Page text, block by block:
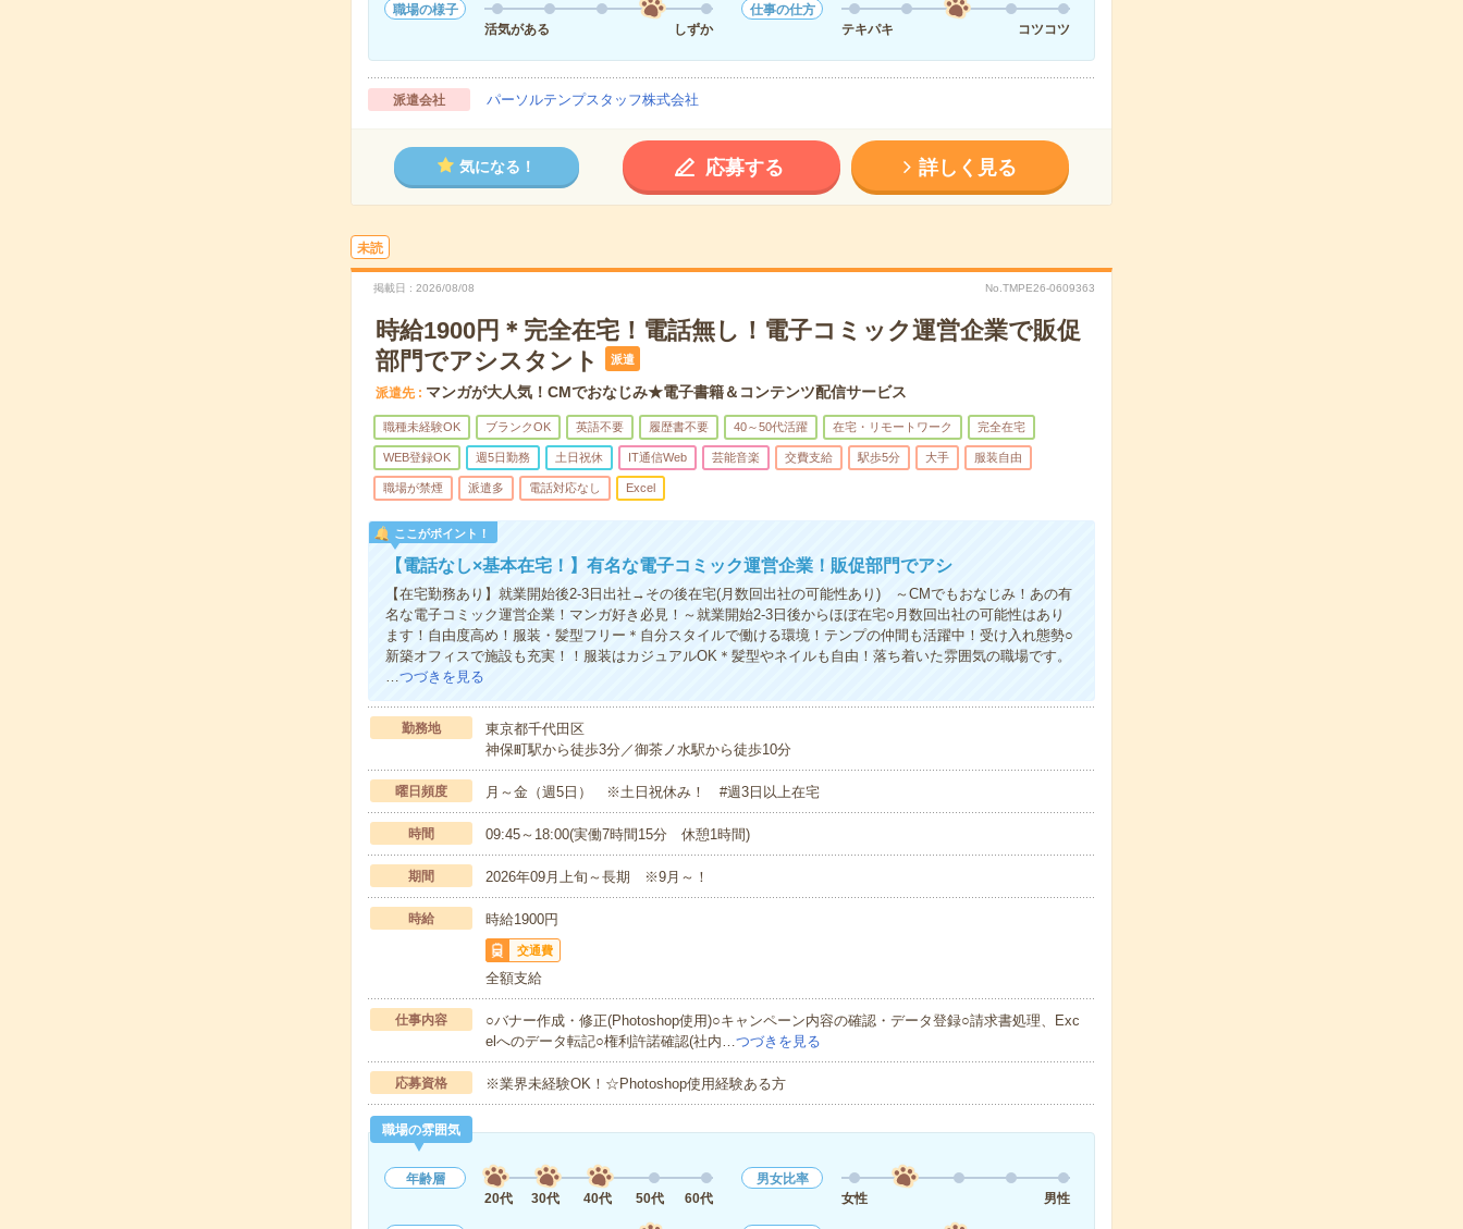
職場の様子
活気がある
しずか
仕事の仕方
テキパキ
コツコツ
派遣会社 パーソルテンプスタッフ株式会社
気になる！ 応募する 詳しく見る
未読
掲載日 2026/08/08 No.TMPE26-0609363
時給1900円＊完全在宅！電話無し！電子コミック運営企業で販促
部門でアシスタント
派遣
派遣先 マンガが大人気！CMでおなじみ★電子書籍＆コンテンツ配信サービス
職種未経験OK ブランクOK 英語不要 履歴書不要 40～50代活躍 在宅・リモートワーク 完全在宅
WEB登録OK 週5日勤務 土日祝休 IT通信Web 芸能音楽 交費支給 駅歩5分 大手 服装自由
職場が禁煙 派遣多 電話対応なし Excel
ここがポイント！
【電話なし×基本在宅！】有名な電子コミック運営企業！販促部門でアシ
【在宅勤務あり】就業開始後2-3日出社→その後在宅(月数回出社の可能性あり) ～CMでもおなじみ！あの有
名な電子コミック運営企業！マンガ好き必見！～就業開始2-3日後からほぼ在宅○月数回出社の可能性はあり
ます！自由度高め！服装・髪型フリー＊自分スタイルで働ける環境！テンプの仲間も活躍中！受け入れ態勢○
新築オフィスで施設も充実！！服装はカジュアルOK＊髪型やネイルも自由！落ち着いた雰囲気の職場です。
…つづきを見る
勤務地
東京都千代田区
神保町駅から徒歩3分／御茶ノ水駅から徒歩10分
曜日頻度 月～金（週5日） ※土日祝休み！ #週3日以上在宅
時間 09:45～18:00(実働7時間15分 休憩1時間)
期間 2026年09月上旬～長期 ※9月～！
時給 時給1900円
交通費
全額支給
仕事内容
○バナー作成・修正(Photoshop使用)○キャンペーン内容の確認・データ登録○請求書処理、Exc
elへのデータ転記○権利許諾確認(社内…つづきを見る
応募資格 ※業界未経験OK！☆Photoshop使用経験ある方
職場の雰囲気
年齢層
20代
30代 40代 50代 60代
男女比率
女性
男性